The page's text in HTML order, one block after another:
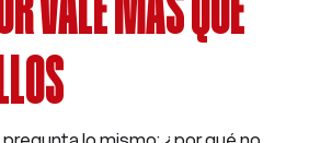
VALE MÁS QUE